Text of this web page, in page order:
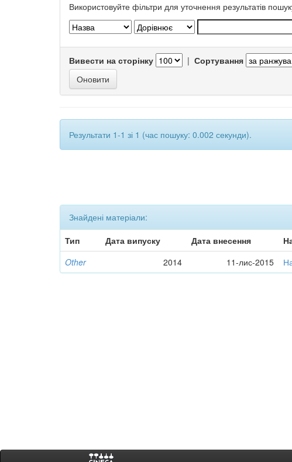
Використовуйте фільтри для уточнення результатів
Вивести на сторінку | Сортування
Результати 1-1 зі 1 (час пошуку: 0.002 секунди).
Знайдені матеріали:
Тип
Дата випуску Дата внесення
Other
2014 11-лис-2015